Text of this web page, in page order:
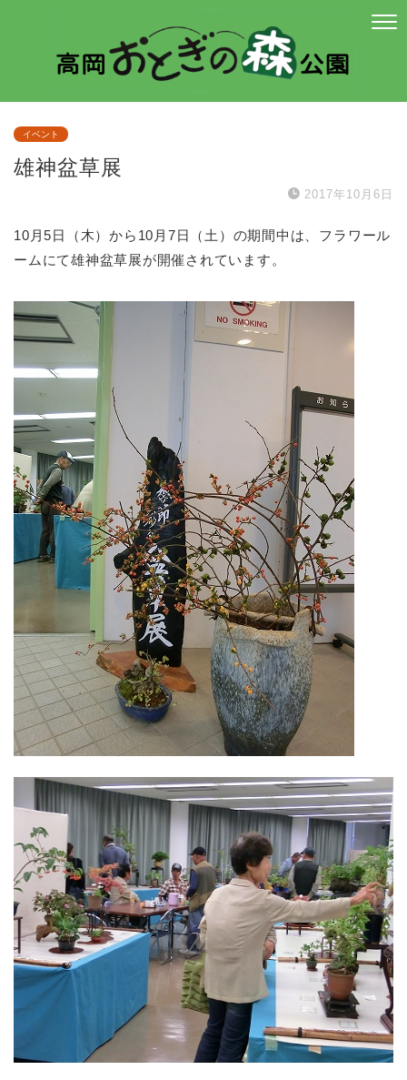
イベント
雄神盆草展
2017年10月6日
10月5日（木）から10月7日（土）の期間中は、フラワール
ームにて雄神盆草展が開催されています。